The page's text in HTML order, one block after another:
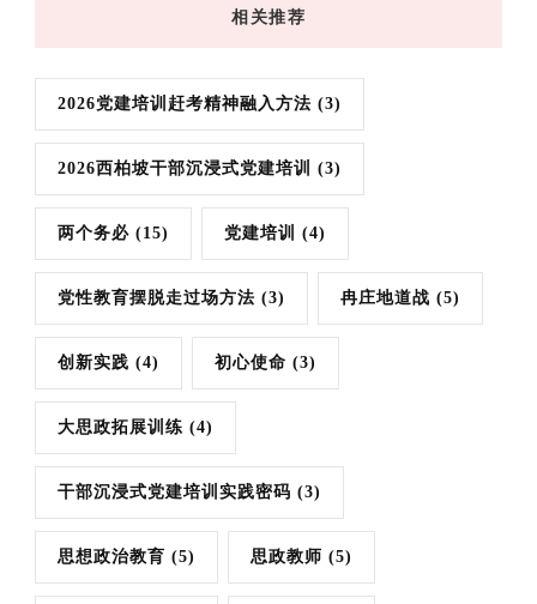
相关推荐
2026党建培训赶考精神融入方法 (3)
2026西柏坡干部沉浸式党建培训 (3)
两个务必 (15) 党建培训 (4)
党性教育摆脱走过场方法 (3) 冉庄地道战 (5)
创新实践 (4) 初心使命 (3)
大思政拓展训练 (4)
干部沉浸式党建培训实践密码 (3)
思想政治教育 (5) 思政教师 (5)